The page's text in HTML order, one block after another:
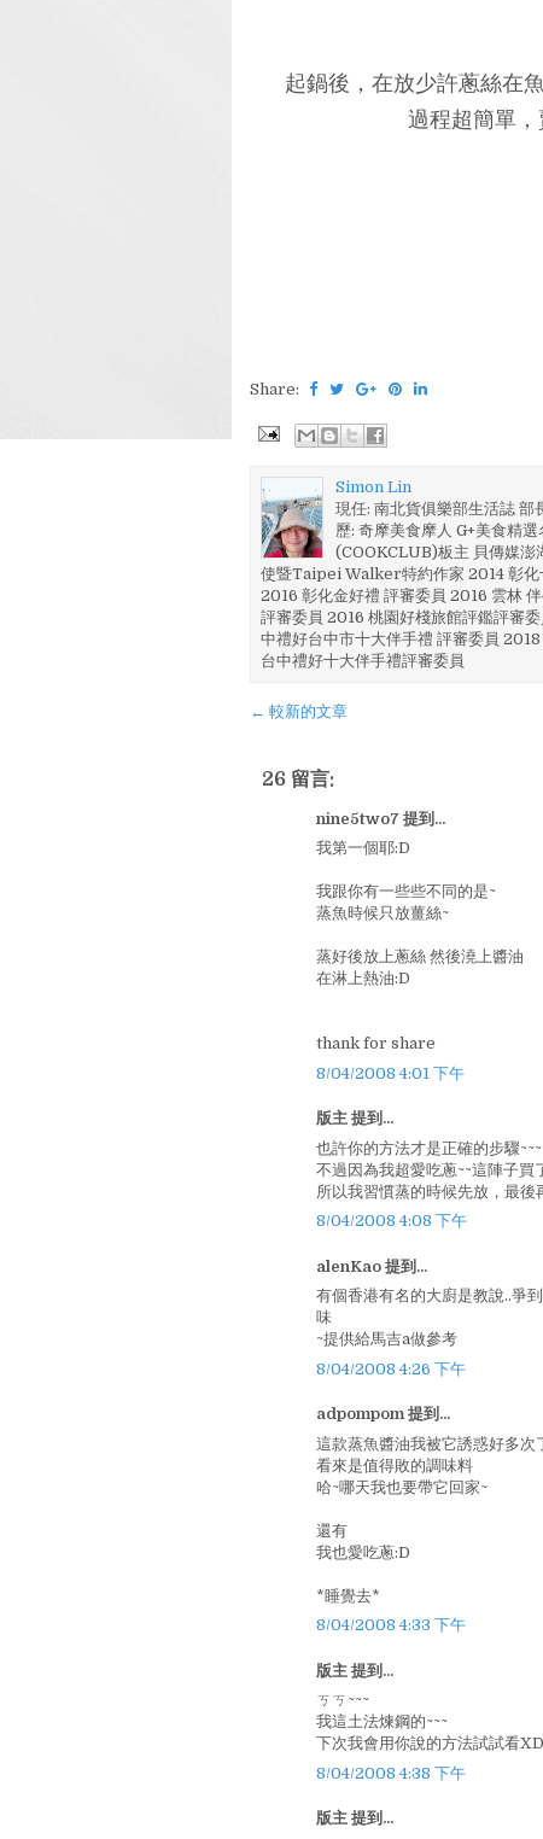
起鍋後，在放少許蔥絲在
過程超簡單
Share:
Simon Lin
現任: 南北貨俱樂部生活誌 部
歷: 奇摩美食摩人 G+美食精
(COOKCLUB)板主 貝傳媒
使暨Taipei Walker特約作家 2014 彰化
2016 彰化金好禮 評審委員 2016 雲林
評審委員 2016 桃園好棧旅館評鑑評審
中禮好台中市十大伴手禮 評審委員
台中禮好十大伴手禮評審委員
← 較新的文章
26 留言:
nine5two7 提到...
我第一個耶:D
我跟你有一些些不同的是~
蒸魚時候只放薑絲~
蒸好後放上蔥絲 然後澆上醬油
在淋上熱油:D
thank for share
8/04/2008 4:01 下午
版主 提到...
也許你的方法才是正確的步驟~~~
不過因為我超愛吃蔥~~這陣子
所以我習慣蒸的時候先放，最後
8/04/2008 4:08 下午
alenKao 提到...
有個香港有名的大廚是教說..爭
味
~提供給馬吉a做參考
8/04/2008 4:26 下午
adpompom 提到...
這款蒸魚醬油我被它誘惑好多次
看來是值得敗的調味料
哈~哪天我也要帶它回家~
還有
我也愛吃蔥:D
*睡覺去*
8/04/2008 4:33 下午
版主 提到...
ㄎㄎ~~~
我這土法煉鋼的~~~
下次我會用你說的方法試試看XD
8/04/2008 4:38 下午
版主 提到...